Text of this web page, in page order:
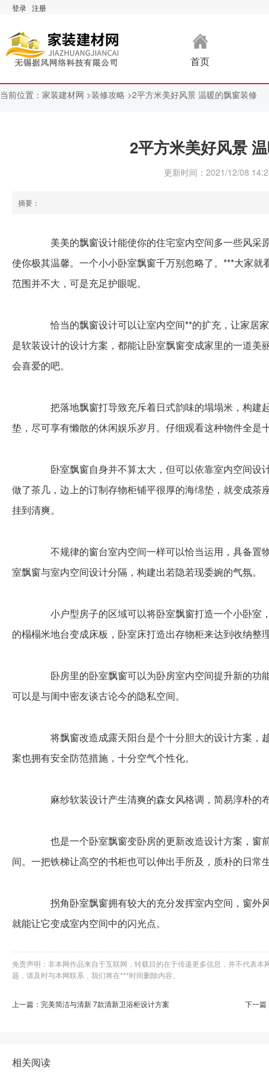
登录 注册
首页
当前位置： 家装建材网 >装修攻略 >2平方米美好风景 温暖的飘窗装修
2平方米美好风景
更新时间：2021/12/08
摘要：
美美的飘窗设计能使你的住宅室内空间多一些风采
使你极其温馨。一个小小卧室飘窗千万别忽略了。***大家
范围并不大，可是充足护眼呢。
恰当的飘窗设计可以让室内空间**的扩充，让家居
是软装设计的设计方案，都能让卧室飘窗变成家里的一道
会喜爱的吧。
把落地飘窗打导致充斥着日式韵味的塌塌米，构建
垫，尽可享有懒散的休闲娱乐岁月。仔细观看这种物件全是
卧室飘窗自身并不算太大，但可以依靠室内空间设
做了茶几，边上的订制存物柜铺平很厚的海绵垫，就变成
挂到清爽。
不规律的窗台室内空间一样可以恰当运用，具备置
室飘窗与室内空间设计分隔，构建出若隐若现委婉的气氛。
小户型房子的区域可以将卧室飘窗打造一个小卧室
的榻榻米地台变成床板，卧室床打造出存物柜来达到收纳整
卧房里的卧室飘窗可以为卧房室内空间提升新的功
可以是与闺中密友谈古论今的隐私空间。
将飘窗改造成露天阳台是个十分胆大的设计方案，
案也拥有安全防范措施，十分空气个性化。
麻纱软装设计产生清爽的森女风格调，简易淳朴的
也是一个卧室飘窗变卧房的更新改造设计方案，窗
间。一把铁梯让高空的书柜也可以伸出手所及，质朴的日常
拐角卧室飘窗拥有较大的充分发挥室内空间，窗外
就能让它变成室内空间中的闪光点。
免责声明：非本网作品来自于互联网，转载目的在于传递更多信息，并不代表
题，请及时与本网联系，我们将在***时间删除内容。
上一篇：完美简洁与清新 7款清新卫浴柜设计方案 下一篇
相关阅读